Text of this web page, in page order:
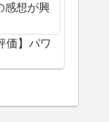
感想が興
価】パワ